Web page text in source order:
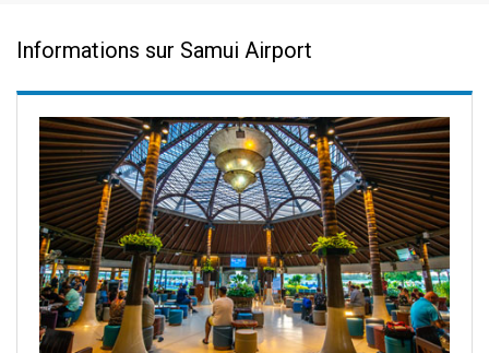
Informations sur Samui Airport